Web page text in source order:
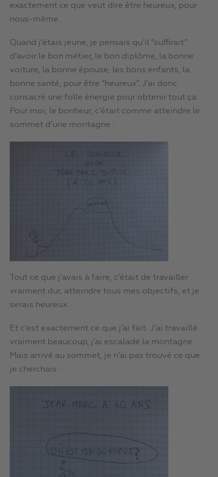
exactement ce que veut dire être heureux, pour
nous-même.
Quand j’étais jeune, je pensais qu’il “suffirait”
d’avoir le bon métier, le bon diplôme, la bonne
voiture, la bonne épouse, les bons enfants, la
bonne santé, pour être “heureux”. J’ai donc
consacré une folle énergie pour obtenir tout ça.
Pour moi, le bonheur, c’était comme atteindre le
sommet d’une montagne :
Tout ce que j’avais à faire, c’était de travailler
vraiment dur, atteindre tous mes objectifs, et je
serais heureux.
Et c’est exactement ce que j’ai fait. J’ai travaillé
vraiment beaucoup, j’ai escaladé la montagne.
Mais arrivé au sommet, je n’ai pas trouvé ce que
je cherchais :